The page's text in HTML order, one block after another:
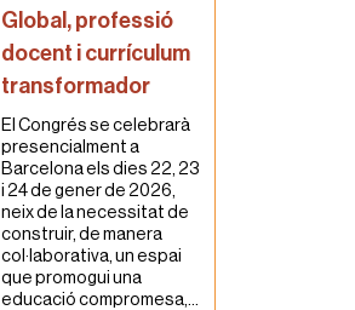
Global, professió
docent i currículum
transformador
El Congrés se celebrarà
presencialment a
Barcelona els dies 22, 23
i 24 de gener de 2026,
neix de la necessitat de
construir, de manera
col·laborativa, un espai
que promogui una
educació compromesa,...